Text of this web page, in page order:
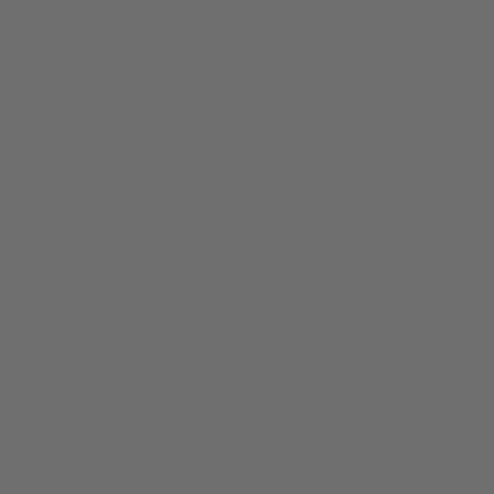
Deutsch, Englisch, Französisch, Spanisch, Italienisch, Arabisch, Georgisch,